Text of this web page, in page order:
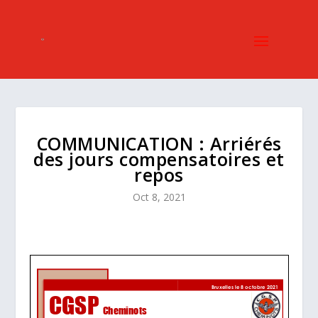
COMMUNICATION : Arriérés
des jours compensatoires et
repos
Oct 8, 2021